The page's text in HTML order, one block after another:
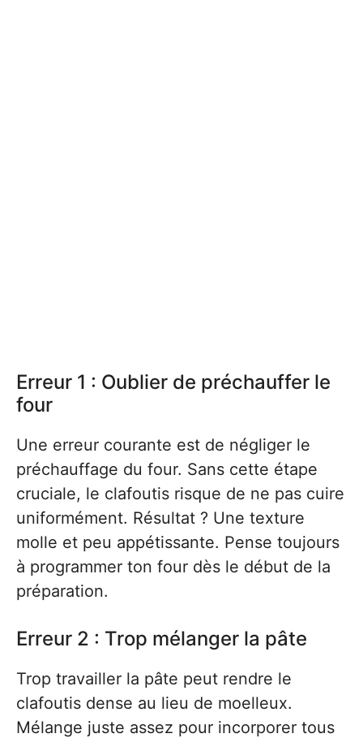
Erreur 1 : Oublier de préchauffer le
four
Une erreur courante est de négliger le
préchauffage du four. Sans cette étape
cruciale, le clafoutis risque de ne pas cuire
uniformément. Résultat ? Une texture
molle et peu appétissante. Pense toujours
à programmer ton four dès le début de la
préparation.
Erreur 2 : Trop mélanger la pâte
Trop travailler la pâte peut rendre le
clafoutis dense au lieu de moelleux.
Mélange juste assez pour incorporer tous